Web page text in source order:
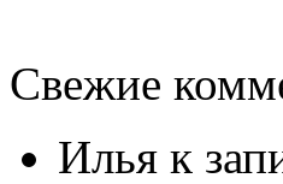
Свежие
Илья к